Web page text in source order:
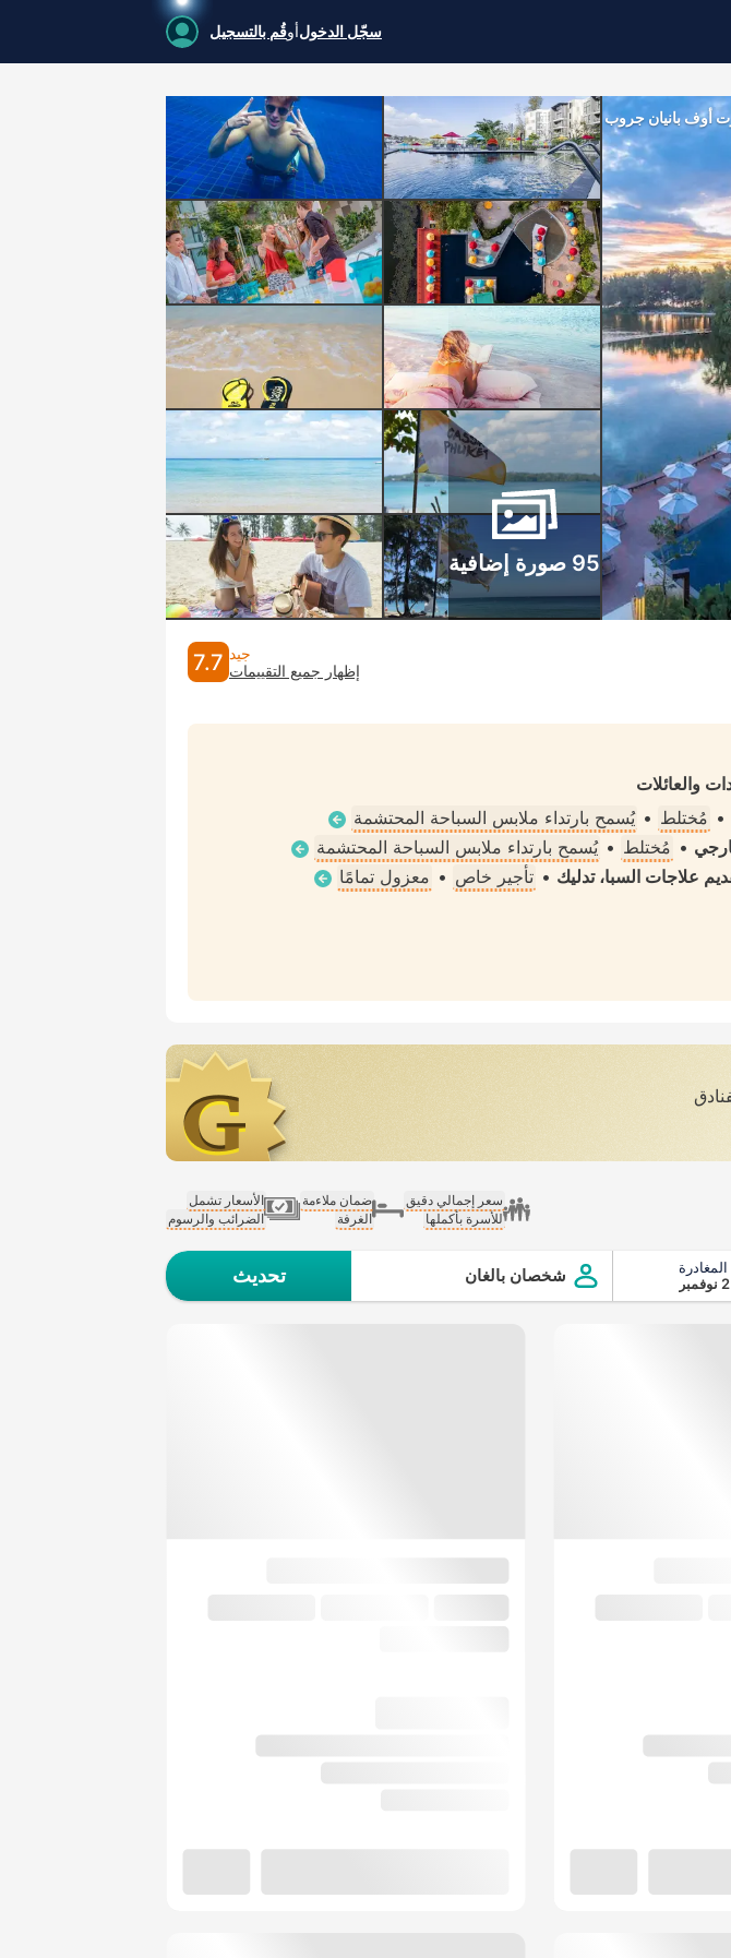
سجّل الدخولأوقُم بالتسجيل
أوف بانيان جروب
95 صورة إضافية
جيد
إظهار جميع التقييمات 7.7
والعائلات
• مُختلط • يُسمح بارتداء ملابس السباحة المحتشمة
• مُختلط • يُسمح بارتداء ملابس السباحة المحتشمة
علاجات السبا، تدليك • تأجير خاص • معزول تمامًا
سعر إجمالي دقيق
للأسرة بأكملها
ضمان ملاءمة
الغرفة
الأسعار تشمل
الضرائب والرسوم
شخصان بالغان تحديث